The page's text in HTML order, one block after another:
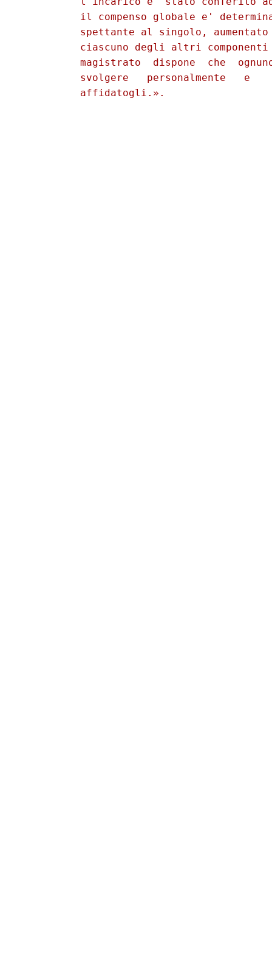
il compenso globale e'
spettante al singolo,
ciascuno degli altri
magistrato  dispone  che
svolgere   personalmente   e